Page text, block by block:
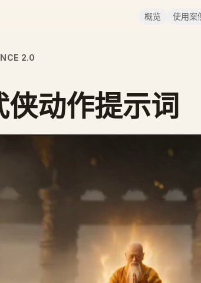
概览 使用案
2.0
侠动作提示词